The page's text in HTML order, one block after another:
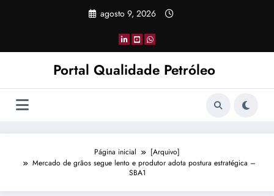
agosto 9, 2026
Portal Qualidade Petróleo
Página inicial
[Arquivo]
Mercado de grãos segue lento e produtor adota postura estratégica –
SBA1